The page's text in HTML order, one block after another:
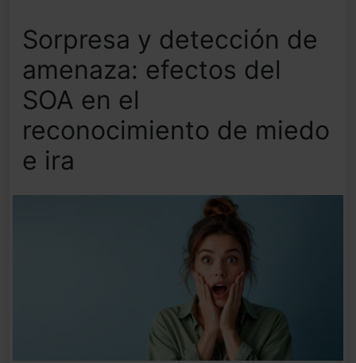
Sorpresa y detección de
amenaza: efectos del
SOA en el
reconocimiento de miedo
e ira